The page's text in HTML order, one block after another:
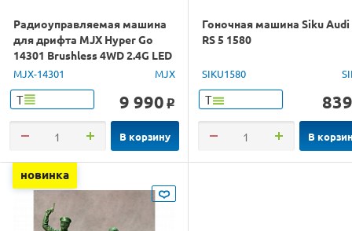
Радиоуправляемая машина
для дрифта MJX Hyper Go
14301 Brushless 4WD 2.4G LED
1/14 RTR
MJX-14301 MJX
Т 9 990 o
В корзину
Гоночная машина Siku Audi
RS 5 1580
SIKU1580
Т 839
В
новинка